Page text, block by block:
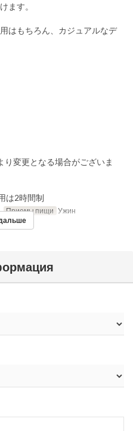
ます。
はもちろん、カジュアルなデ
変更となる場合がございま
は2時間制
Приемы пищи Ужин